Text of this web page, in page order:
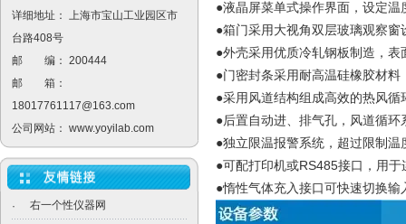
详细地址： 上海市宝山工业园区市
台路408号
邮 编： 200444
邮 箱：
18017761117@163.com
公司网站： www.yoyilab.com
· 右一个性仪器网
●液晶屏菜单式操作界面，设定
●箱门采用大视角双层玻璃观察
●外壳采用优质冷轧钢板制造，
●门密封条采用耐高温硅橡胶材
●采用风道结构组成高效的热风
●后置自动进、排气孔，风道循
●独立限温报警系统，超过限制
●可配打印机或RS485接口，用于
●惰性气体充入接口可快速切换